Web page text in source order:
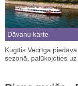
Dāvanu karte
Kuģītis Vecrīga
sezonā, palūkojoties